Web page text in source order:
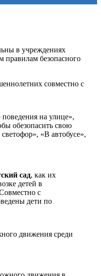
в учреждениях
правилам безопасного
совместно с
на улице»,
обезопасить свою
«В автобусе»,
сад, как их
детей в
с
дети по
движения среди